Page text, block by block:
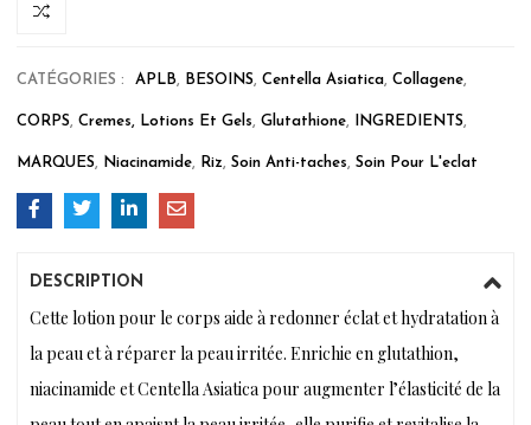
CATÉGORIES : APLB, BESOINS,Centella Asiatica,Collagene,
CORPS,Cremes, Lotions Et Gels,Glutathione, INGREDIENTS,
MARQUES, Niacinamide, Riz,Soin Anti-taches,Soin Pour L'eclat
DESCRIPTION
Cette lotion pour le corps aide à redonner éclat et hydratation à
la peau et à réparer la peau irritée. Enrichie en glutathion,
niacinamide et Centella Asiatica pour augmenter l’élasticité de la